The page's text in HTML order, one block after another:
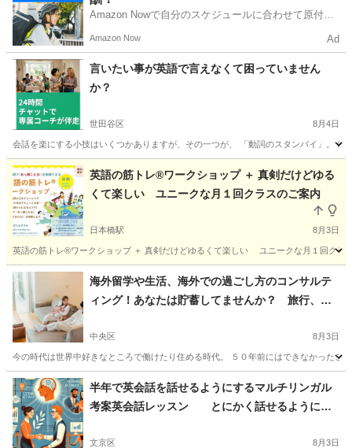
Amazon Nowで自分のスケジュールに合わせて原付や
う！
Amazon Now Ad
言いたい事が英語で言えなくて困っていません
か？
世田谷区 8月4日
会話を楽にする小技はいくつかありますが、その一つが、 「動詞のスタンバイ」。
東京 世田谷区 英会話 コーチング
英語の筋トレ®️ワークショップ ＋ 真剣だけどゆる
くて楽しい ユニークな月１回クラスのご案内
日本橋駅 8月3日
英語の筋トレ®️ワークショップ ＋ 真剣だけどゆるくて楽しい ユニークな月１回クラ
東京 中央区 日本橋駅 英会話 筋トレ
海外留学や生活、海外での過ごし方のコンサルテ
ィング！あなたは貯蓄してませんか？ 旅行、ワ
リカなど）
中央区 8月3日
今の時代は世界中好きなところで働けたり住める時代。 ５０年前にはできなかった
東京 中央区 英会話 大阪 大阪市 英会話 海外旅行
半年で英会話を話せるようにするマルチリンガル
考案英会話レッスン とにかく話せるようにな
文京区 8月3日